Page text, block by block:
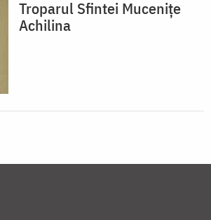
Troparul Sfintei Muceniţe
Achilina